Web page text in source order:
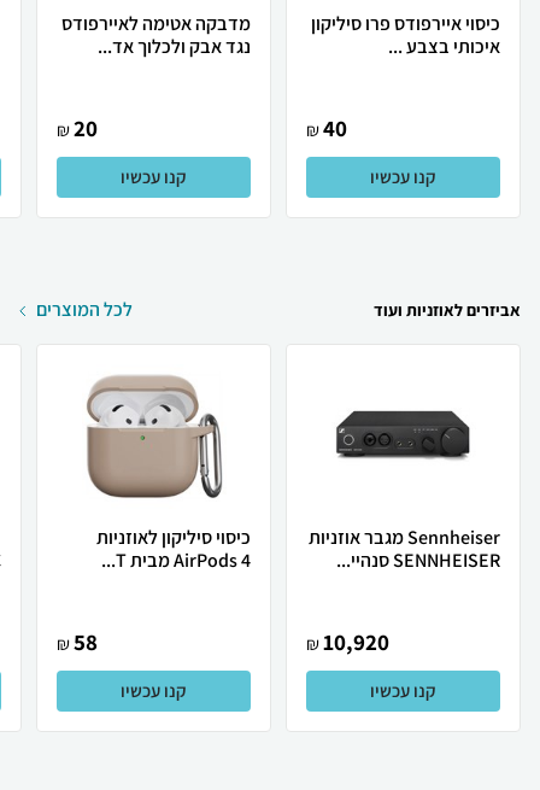
כיסוי איירפודס פרו סיליקון
איכותי בצבע ...
40
₪
קנו עכשיו
מדבקה אטימה לאיירפודס
נגד אבק ולכלוך אד...
20
₪
קנו עכשיו
אביזרים לאוזניות ועוד לכל המוצרים
Sennheiser מגבר אוזניות
SENNHEISER סנהיי...
10,920
₪
קנו עכשיו
כיסוי סיליקון לאוזניות
AirPods 4 מבית T...
58
₪
קנו עכשיו